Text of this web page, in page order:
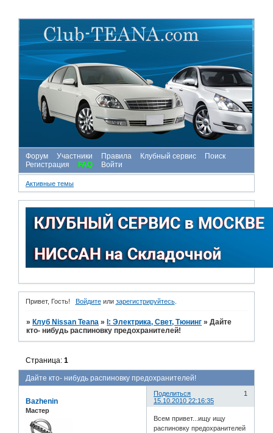
Форум Участники Правила Клубный сервис
Поиск
Регистрация
FAQ Войти
Активные темы
Привет, Гость! Войдитеили зарегистрируйтесь.
» Клуб Nissan Teana » I: Электрика, Свет, Тюнинг »Дайте
кто- нибудь распиновку предохранителей!
Дайте кто- нибудь распиновку предохранителей!
Страница:1
Поделиться
1
15.10.2010 22:16:35
Bazhenin
Мастер
Всем привет...ищу ищу
распиновку предохранителей